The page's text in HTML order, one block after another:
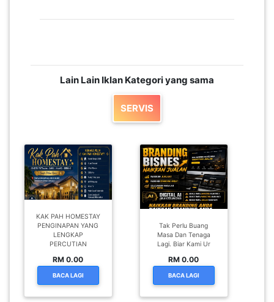
Lain Lain Iklan Kategori yang sama
SERVIS
KAK PAH HOMESTAY
PENGINAPAN YANG
LENGKAP
PERCUTIAN
RM 0.00
BACA LAGI
Tak Perlu Buang
Masa Dan Tenaga
Lagi. Biar Kami Ur
RM 0.00
BACA LAGI